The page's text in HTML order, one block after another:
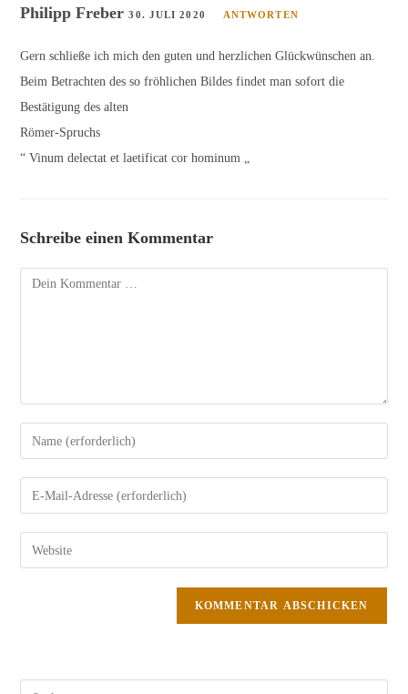
Philipp Freber30. JULI 2020 ANTWORTEN
Gern schließe ich mich den guten und herzlichen Glückwünschen an.
Beim Betrachten des so fröhlichen Bildes findet man sofort die
Bestätigung des alten
Römer-Spruchs
“ Vinum delectat et laetificat cor hominum „
Schreibe einen Kommentar
Kommentar
Gib
deinen
oder
Benutzernamen
Gib
deine
Mail-
Gib
deine